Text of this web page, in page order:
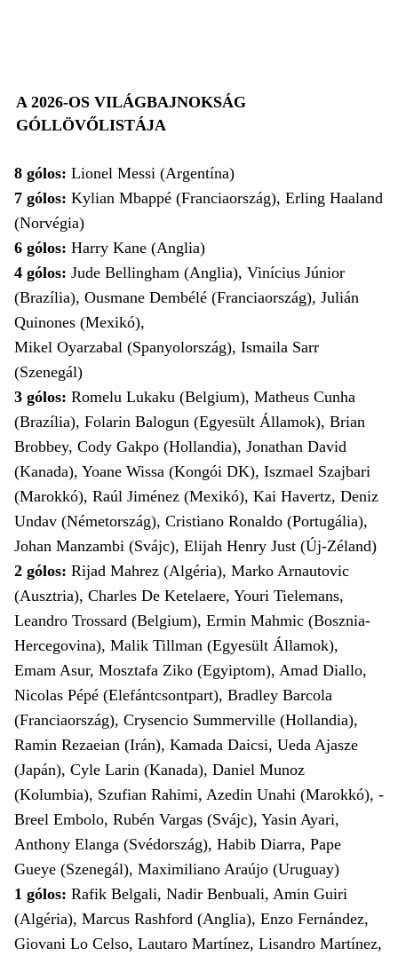
8 gólos: Lionel Messi (Argentína)
7 gólos: Kylian Mbappé (Franciaország), Erling Haaland
(Norvégia)
6 gólos: Harry Kane (Anglia)
4 gólos: Jude Bellingham (Anglia), Vinícius Júnior
(Brazília), Ousmane Dembélé (Franciaország), Julián
Quinones (Mexikó),
Mikel Oyarzabal (Spanyolország), Ismaila Sarr
(Szenegál)
3 gólos: Romelu Lukaku (Belgium), Matheus Cunha
(Brazília), Folarin Balogun (Egyesült Államok), Brian
Brobbey, Cody Gakpo (Hollandia), Jonathan David
(Kanada), Yoane Wissa (Kongói DK), Iszmael Szajbari
(Marokkó), Raúl Jiménez (Mexikó), Kai Havertz, Deniz
Undav (Németország), Cristiano Ronaldo (Portugália),
Johan Manzambi (Svájc), Elijah Henry Just (Új-Zéland)
2 gólos: Rijad Mahrez (Algéria), Marko Arnautovic
(Ausztria), Charles De Ketelaere, Youri Tielemans,
Leandro Trossard (Belgium), Ermin Mahmic (Bosznia-
Hercegovina), Malik Tillman (Egyesült Államok),
Emam Asur, Mosztafa Ziko (Egyiptom), Amad Diallo,
Nicolas Pépé (Elefántcsontpart), Bradley Barcola
(Franciaország), Crysencio Summerville (Hollandia),
Ramin Rezaeian (Irán), Kamada Daicsi, Ueda Ajasze
(Japán), Cyle Larin (Kanada), Daniel Munoz
(Kolumbia), Szufian Rahimi, Azedin Unahi (Marokkó), ­
Breel Embolo, Rubén Vargas (Svájc), Yasin Ayari,
Anthony Elanga (Svédország), Habib Diarra, Pape
Gueye (Szenegál), Maximiliano Araújo (Uruguay)
1 gólos: Rafik Belgali, Nadir Benbuali, Amin Guiri
(Algéria), Marcus Rashford (Anglia), Enzo Fernández,
Giovani Lo Celso, Lautaro Martínez, Lisandro Martínez,
A 2026-OS VILÁGBAJNOKSÁG
GÓLLÖVŐLISTÁJA